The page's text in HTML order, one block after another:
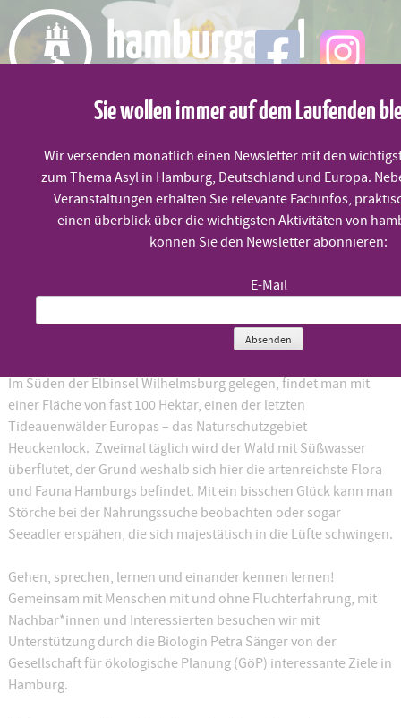
content
MENÜ
Frühling im Heuckenlock
Wann: Samstag, 25. März, 12:30 Uhr
Treffpunkt Hauptbahnhof (Blumenladen) um 12:30 Uhr.
Im Süden der Elbinsel Wilhelmsburg gelegen, findet man mit
einer Fläche von fast 100 Hektar, einen der letzten
Tideauenwälder Europas – das Naturschutzgebiet
Heuckenlock. Zweimal täglich wird der Wald mit Süßwasser
überflutet, der Grund weshalb sich hier die artenreichste Flora
und Fauna Hamburgs befindet. Mit ein bisschen Glück kann man
Störche bei der Nahrungssuche beobachten oder sogar
Seeadler erspähen, die sich majestätisch in die Lüfte schwingen.
Gehen, sprechen, lernen und einander kennen lernen!
Gemeinsam mit Menschen mit und ohne Fluchterfahrung, mit
Nachbar*innen und Interessierten besuchen wir mit
Unterstützung durch die Biologin Petra Sänger von der
Gesellschaft für ökologische Planung (GöP) interessante Ziele in
Hamburg.
Sie wollen immer auf dem Laufenden
Wir versenden monatlich einen Newsletter mit den
zum Thema Asyl in Hamburg, Deutschland und Europa.
Veranstaltungen erhalten Sie relevante Fachinfos,
einen überblick über die wichtigsten Aktivitäten von
können Sie den Newsletter abonnieren:
E-Mail
Absenden